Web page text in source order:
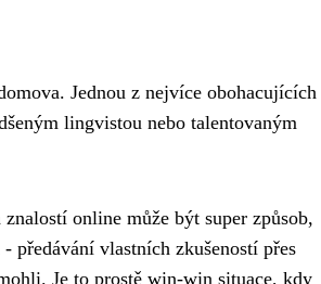
Jednou z nejvíce obohacujících
lingvistou nebo talentovaným
online může být super způsob,
vlastních zkušeností přes
Je to prostě win-win situace, kdy